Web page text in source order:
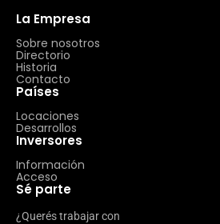
La Empresa
Sobre nosotros
Directorio
Historia
Contacto
Países
Locaciones
Desarrollos
Inversores
Información
Acceso
Sé parte
¿Querés trabajar con